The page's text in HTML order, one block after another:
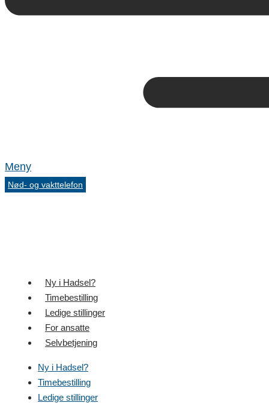
Meny
Nød- og vakttelefon
Ny i Hadsel?
Timebestilling
Ledige stillinger
For ansatte
Selvbetjening
Ny i Hadsel?
Timebestilling
Ledige stillinger